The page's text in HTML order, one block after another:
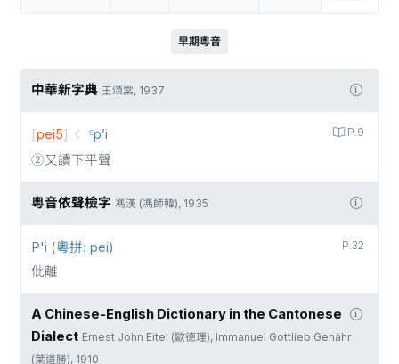
早期粵音
中華新字典 王頌棠, 1937
P.9
[pei5] ꜃p’i
②又讀下平聲
粵音依聲檢字 馮漢 (馮師韓), 1935
P.32
P'i (粵拼: pei)
仳離
A Chinese-English Dictionary in the Cantonese
Dialect Ernest John Eitel (歐德理), Immanuel Gottlieb Genähr
(葉道勝), 1910